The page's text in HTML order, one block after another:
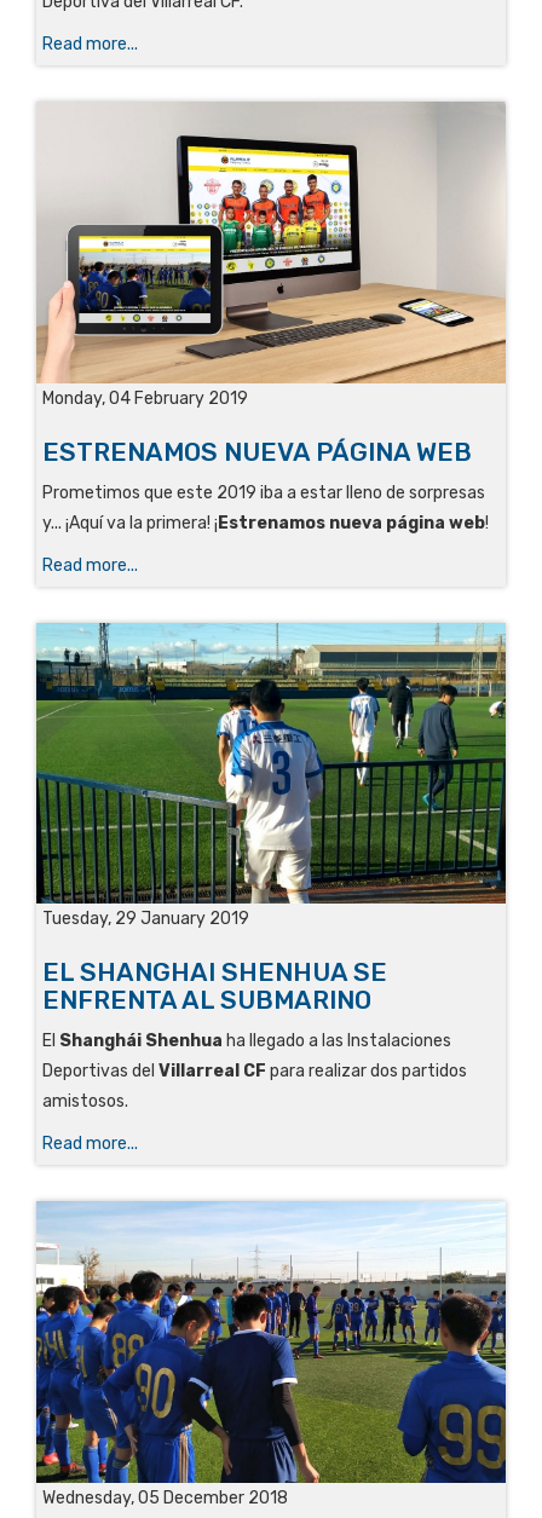
Read more...
Monday, 04 February 2019
ESTRENAMOS NUEVA PÁGINA WEB
Prometimos que este 2019 iba a estar lleno de sorpresas
y... ¡Aquí va la primera! ¡ Estrenamos nueva página web!
Read more...
Tuesday, 29 January 2019
EL SHANGHAI SHENHUA SE
ENFRENTA AL SUBMARINO
El Shanghái Shenhua ha llegado a las Instalaciones
Deportivas del Villarreal CF para realizar dos partidos
amistosos.
Read more...
Wednesday, 05 December 2018